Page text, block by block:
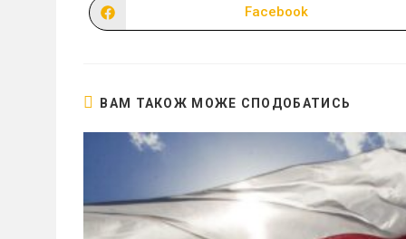
Відкрити
в
Facebook
ВАМ ТАКОЖ МОЖЕ СПОДОБАТИСЬ